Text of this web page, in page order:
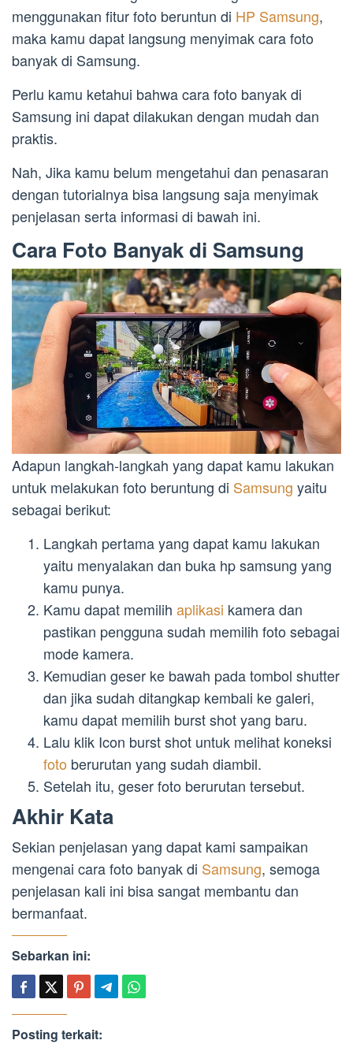
menggunakan fitur foto beruntun di HP Samsung,
maka kamu dapat langsung menyimak cara foto
banyak di Samsung.
Perlu kamu ketahui bahwa cara foto banyak di
Samsung ini dapat dilakukan dengan mudah dan
praktis.
Nah, Jika kamu belum mengetahui dan penasaran
dengan tutorialnya bisa langsung saja menyimak
penjelasan serta informasi di bawah ini.
Cara Foto Banyak di Samsung
Adapun langkah-langkah yang dapat kamu lakukan
untuk melakukan foto beruntung di Samsung yaitu
sebagai berikut:
Langkah pertama yang dapat kamu lakukan
yaitu menyalakan dan buka hp samsung yang
kamu punya.
Kamu dapat memilih aplikasi kamera dan
pastikan pengguna sudah memilih foto sebagai
mode kamera.
Kemudian geser ke bawah pada tombol shutter
dan jika sudah ditangkap kembali ke galeri,
kamu dapat memilih burst shot yang baru.
Lalu klik Icon burst shot untuk melihat koneksi
foto berurutan yang sudah diambil.
Setelah itu, geser foto berurutan tersebut.
Akhir Kata
Sekian penjelasan yang dapat kami sampaikan
mengenai cara foto banyak di Samsung, semoga
penjelasan kali ini bisa sangat membantu dan
bermanfaat.
Sebarkan ini:
Posting terkait: